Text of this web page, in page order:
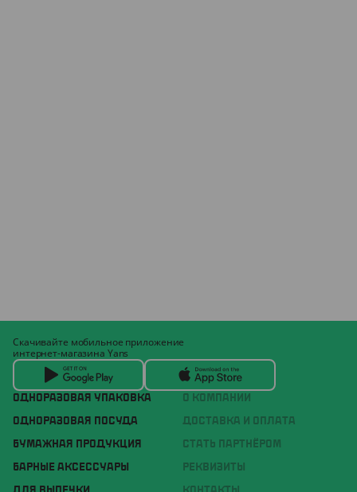
ОДНОРАЗОВАЯ УПАКОВКА
ОДНОРАЗОВАЯ ПОСУДА
БУМАЖНАЯ ПРОДУКЦИЯ
БАРНЫЕ АКСЕССУАРЫ
О КОМПАНИИ
ДОСТАВКА И ОПЛАТА
СТАТЬ ПАРТНЁРОМ
РЕКВИЗИТЫ
Скачивайте мобильное приложение
интернет-магазина Yans